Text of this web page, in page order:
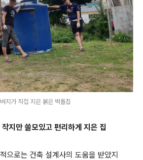
지가 직접 지은 붉은 벽돌집
지만 쓸모있고 편리하게 지은 집
으로는 건축 설계사의 도움을 받았지